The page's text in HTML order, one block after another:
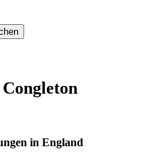
in England